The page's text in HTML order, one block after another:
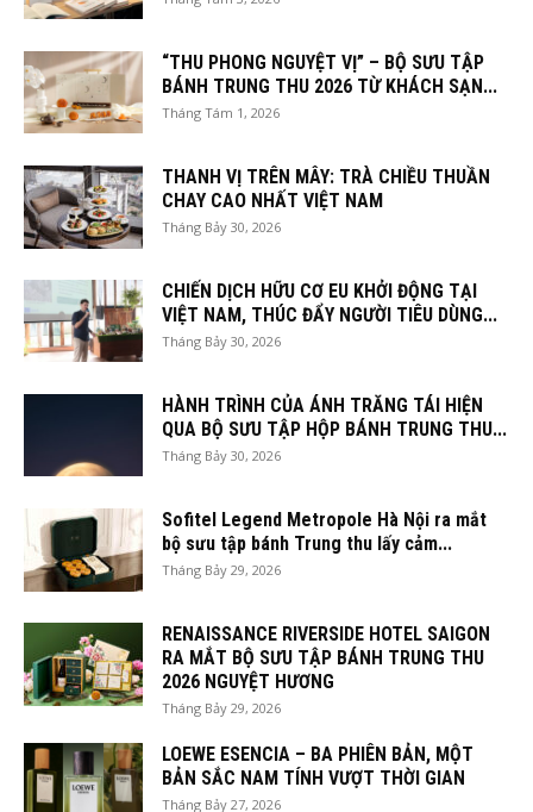
“THU PHONG NGUYỆT VỊ” – BỘ SƯU TẬP
BÁNH TRUNG THU 2026 TỪ KHÁCH SẠN...
Tháng Tám 1, 2026
THANH VỊ TRÊN MÂY: TRÀ CHIỀU THUẦN
CHAY CAO NHẤT VIỆT NAM
Tháng Bảy 30, 2026
CHIẾN DỊCH HỮU CƠ EU KHỞI ĐỘNG TẠI
VIỆT NAM, THÚC ĐẨY NGƯỜI TIÊU DÙNG...
Tháng Bảy 30, 2026
HÀNH TRÌNH CỦA ÁNH TRĂNG TÁI HIỆN
QUA BỘ SƯU TẬP HỘP BÁNH TRUNG THU...
Tháng Bảy 30, 2026
Sofitel Legend Metropole Hà Nội ra mắt
bộ sưu tập bánh Trung thu lấy cảm...
Tháng Bảy 29, 2026
RENAISSANCE RIVERSIDE HOTEL SAIGON
RA MẮT BỘ SƯU TẬP BÁNH TRUNG THU
2026 NGUYỆT HƯƠNG
Tháng Bảy 29, 2026
LOEWE ESENCIA – BA PHIÊN BẢN, MỘT
BẢN SẮC NAM TÍNH VƯỢT THỜI GIAN
Tháng Bảy 27, 2026